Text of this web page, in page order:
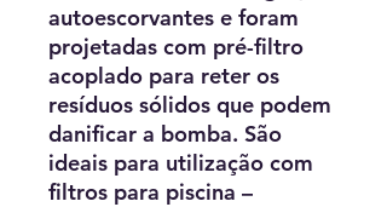
autoescorvantes e foram
projetadas com pré-filtro
acoplado para reter os
resíduos sólidos que podem
danificar a bomba. São
ideais para utilização com
filtros para piscina –